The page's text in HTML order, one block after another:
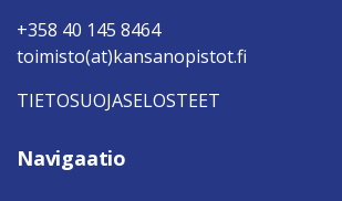
+358 40 145 8464
toimisto(at)kansanopistot.fi
TIETOSUOJASELOSTEET
Navigaatio